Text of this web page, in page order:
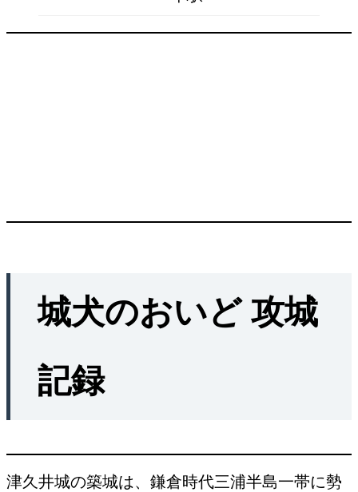
城犬のおいど 攻城
記録
津久井城の築城は、鎌倉時代三浦半島一帯に勢